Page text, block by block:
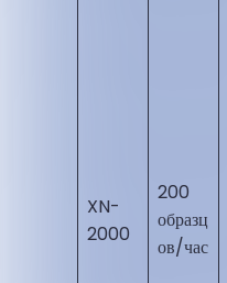
XN-
2000
200
образц
ов/час